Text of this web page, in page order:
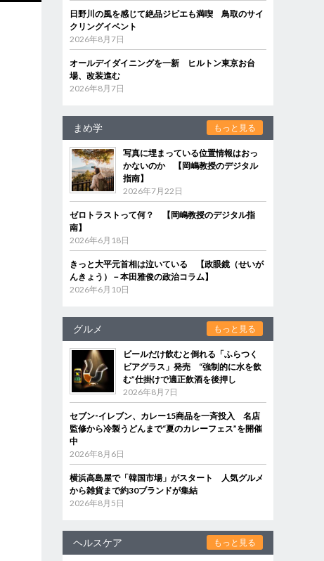
日野川の風を感じて絶品ジビエも満喫 鳥取のサイ
クリングイベント
2026年8月7日
オールデイダイニングを一新 ヒルトン東京お台
場、改装進む
2026年8月7日
まめ学 もっと見る
写真に埋まっている位置情報はおっ
かないのか 【岡嶋教授のデジタル
指南】
2026年7月22日
ゼロトラストって何？ 【岡嶋教授のデジタル指
南】
2026年6月18日
きっと大平元首相は泣いている 【政眼鏡（せいが
んきょう）－本田雅俊の政治コラム】
2026年6月10日
グルメ もっと見る
ビールだけ飲むと倒れる「ふらつく
ビアグラス」発売 “強制的に水を飲
む”仕掛けで適正飲酒を後押し
2026年8月7日
セブン‐イレブン、カレー15商品を一斉投入 名店
監修から冷製うどんまで“夏のカレーフェス”を開催
中
2026年8月6日
横浜高島屋で「韓国市場」がスタート 人気グルメ
から雑貨まで約30ブランドが集結
2026年8月5日
ヘルスケア もっと見る